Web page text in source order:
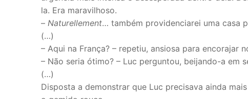
la. Era maravilhoso.
– Naturellement… também providenciarei uma casa
(…)
– Aqui na França? – repetiu, ansiosa para encorajar
– Não seria ótimo? – Luc perguntou, beijando-a em
(…)
Disposta a demonstrar que Luc precisava ainda